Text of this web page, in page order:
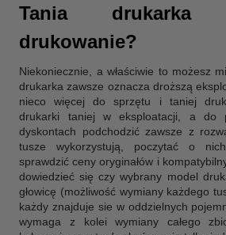
Tania
drukowanie?
Niekoniecznie, a właściwie to możesz
drukarka zawsze oznacza droższą
nieco więcej do sprzętu i taniej
drukarki taniej w eksploatacji, a do
dyskontach podchodzić zawsze z
tusze wykorzystują, poczytać o
sprawdzić ceny oryginałów i
dowiedzieć się czy wybrany model
głowicę (możliwość wymiany każdego
każdy znajduje sie w oddzielnych
wymaga z kolei wymiany całego